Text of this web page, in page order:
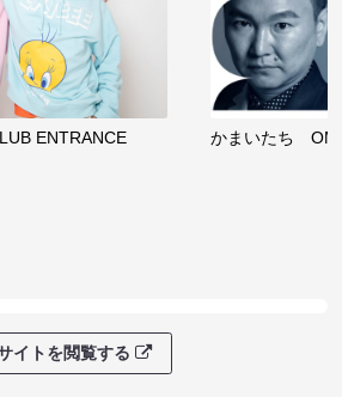
ENTRANCE かまいたち
イトを閲覧する